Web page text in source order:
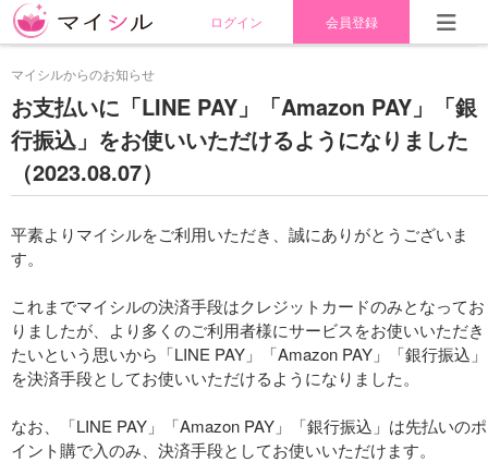
ログイン 会員登録
もっと詳しく探す
マイシルからのお知らせ
お支払いに「LINE PAY」「Amazon PAY」「銀
行振込」をお使いいただけるようになりました
（2023.08.07）
平素よりマイシルをご利用いただき、誠にありがとうございま
す。
これまでマイシルの決済手段はクレジットカードのみとなってお
りましたが、より多くのご利用者様にサービスをお使いいただき
たいという思いから「LINE PAY」「Amazon PAY」「銀行振込」
を決済手段としてお使いいただけるようになりました。
なお、「LINE PAY」「Amazon PAY」「銀行振込」は先払いのポ
イント購で入のみ、決済手段としてお使いいただけます。